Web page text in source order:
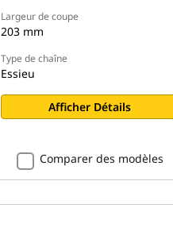
Largeur de coupe
203 mm
Type de chaîne
Essieu
Afficher Détails
Comparer des modèles